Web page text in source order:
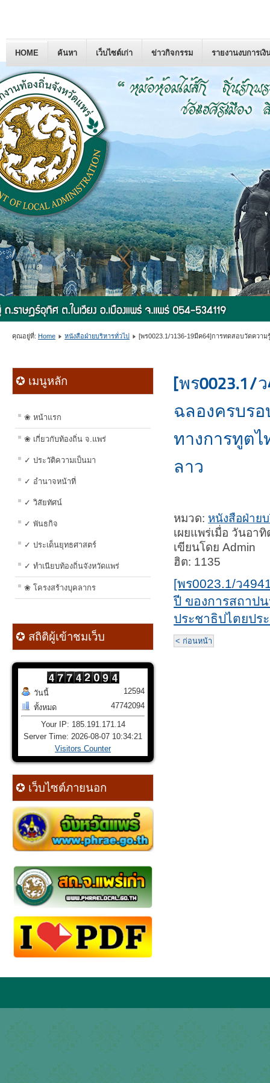
HOME ค้นหา เว็บไซต์เก่า ข่าวกิจกรรม รายงานงบการเงิ
คุณอยู่ที่: Home หนังสือฝ่ายบริหารทั่วไป [พร0023.1/ว136-19มีค64]การทดสอบวัดควา
✪ เมนูหลัก
❀ หน้าแรก
❀ เกี่ยวกับท้องถิ่น จ.แพร่
✓ ประวัติความเป็นมา
✓ อำนาจหน้าที่
✓ วิสัยทัศน์
✓ พันธกิจ
✓ ประเด็นยุทธศาสตร์
✓ ทำเนียบท้องถิ่นจังหวัดแพร่
❀ โครงสร้างบุคลากร
✪ สถิติผู้เข้าชมเว็บ
วันนี้
ทั้งหมด
12594
47742094
Your IP: 185.191.171.14
Server Time: 2026-08-07 10:34:21
Visitors Counter
✪ เว็บไซต์ภายนอก
[พร0023.1/
ฉลองครบร
ทางการทูต
ลาว
หมวด: หนังสือฝ่าย
เผยแพร่เมื่อ วันอา
เขียนโดย Admin
ฮิต: 1135
[พร0023.1/ว
ปี ของการสถาป
ประชาธิปไตยปร
< ก่อนหน้า